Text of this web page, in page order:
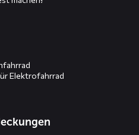
Elektrofahrrad